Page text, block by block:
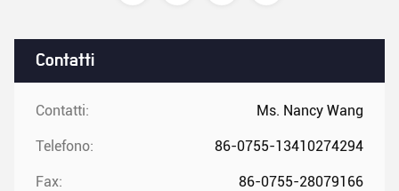
Contatti
Contatti: Ms. Nancy Wang
Telefono: 86-0755-13410274294
Fax: 86-0755-28079166